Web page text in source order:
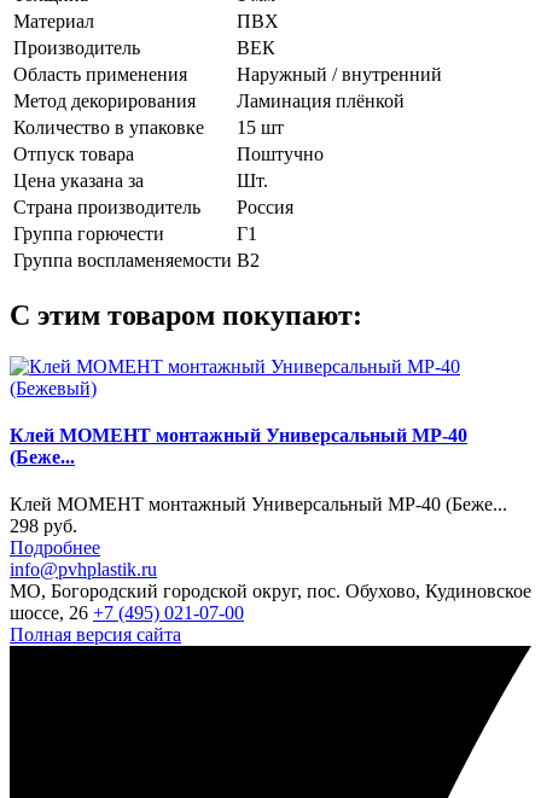
Материал
ПВХ
Производитель
ВЕК
Область применения
Наружный / внутренний
Метод декорирования
Ламинация плёнкой
Количество в упаковке
15 шт
Отпуск товара
Поштучно
Цена указана за
Шт.
Страна производитель
Россия
Группа горючести
Г1
Группа воспламеняемости В2
С этим товаром покупают:
Клей МОМЕНТ монтажный Универсальный МP-40
(Беже...
Клей МОМЕНТ монтажный Универсальный МP-40 (Беже...
298 руб.
Подробнее
info@pvhplastik.ru
МО, Богородский городской округ, пос. Обухово, Кудиновское
шоссе, 26 +7 (495) 021-07-00
Полная версия сайта